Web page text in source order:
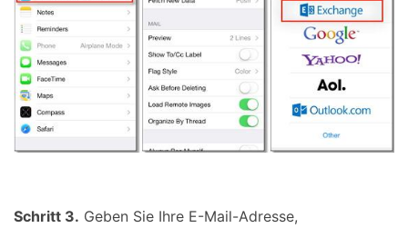
Schritt 3. Geben Sie Ihre E-Mail-Adresse,